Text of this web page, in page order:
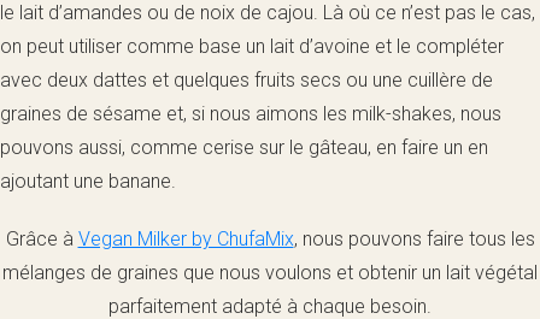
le lait d’amandes ou de noix de cajou. Là où ce n’est pas le cas,
on peut utiliser comme base un lait d’avoine et le compléter
avec deux dattes et quelques fruits secs ou une cuillère de
graines de sésame et, si nous aimons les milk-shakes, nous
pouvons aussi, comme cerise sur le gâteau, en faire un en
ajoutant une banane.
Grâce à Vegan Milker by ChufaMix, nous pouvons faire tous les
mélanges de graines que nous voulons et obtenir un lait végétal
parfaitement adapté à chaque besoin.